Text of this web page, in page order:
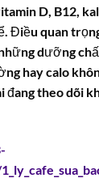
D, B12,
Điều quan
dưỡng
hay calo
đang theo dõi